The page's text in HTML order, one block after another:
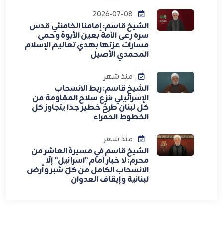
الشيخ قاسم: إمامنا الخامنئي قدس
سره رعى الأمة بعين الأبوة وحمى
مسارات عزتها بهدي تعاليم الإسلام
المحمدي الأصيل
منذ شهر
الشيخ قاسم: ربط الانسحاب
الإسرائيلي بنزع سلاح المقاومة من
كل لبنان طرحٌ خطير جدًا يتجاوز كل
الخطوط الحمراء
منذ شهر
الشيخ قاسم في مسيرة العاشر من
محرم: لا خيار أمام "اسرائيل" إلّا
الانسحاب الكامل من كلّ شبر وأرض
لبنانية وإيقاف العدوان